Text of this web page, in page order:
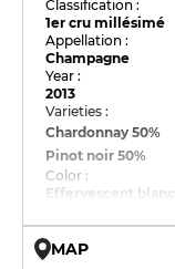
Classification :
1er cru millésimé
Appellation :
Champagne
Year :
2013
Varieties :
Chardonnay50%
Pinot noir50%
Color :
Effervescent blanc
MAP